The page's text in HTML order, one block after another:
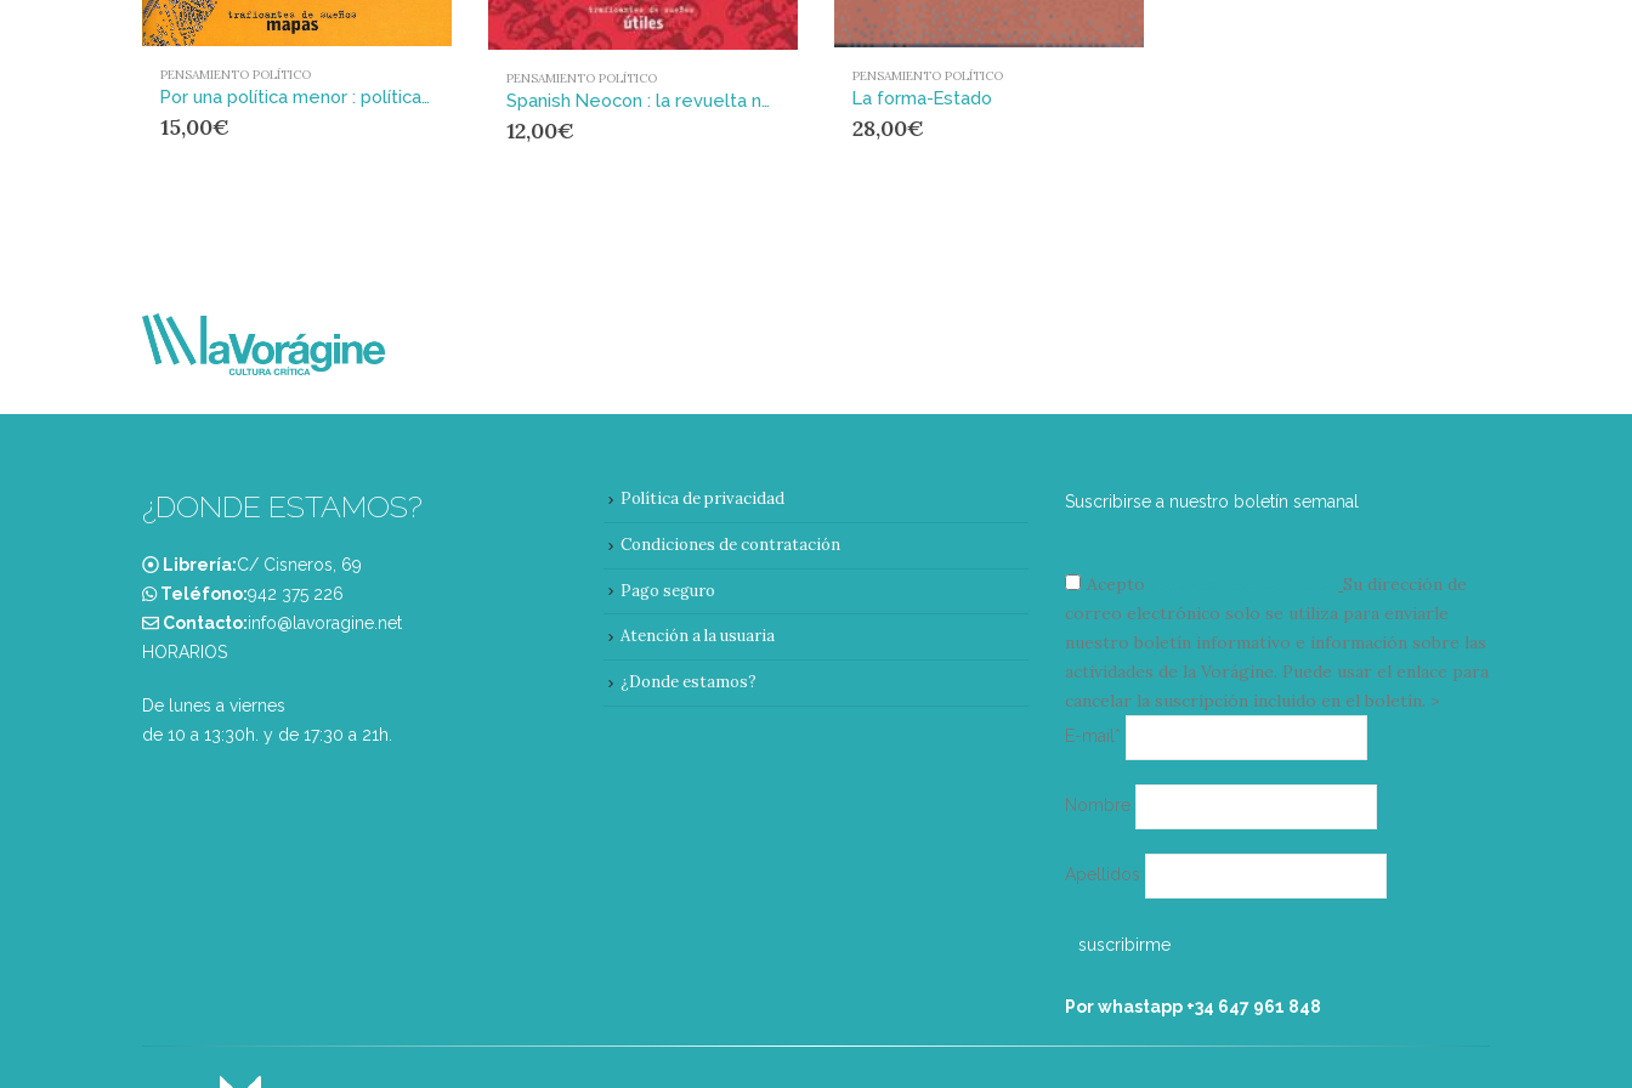
PENSAMIENTO POLÍTICO
Por una política menor : política y acontecimiento en las sociedades de control
15,00€
PENSAMIENTO POLÍTICO
Spanish Neocon : la revuelta neoconservadora en la derecha española
12,00€
PENSAMIENTO POLÍTICO
La forma-Estado
28,00€
¿DONDE ESTAMOS?
Librería:C/ Cisneros, 69
Teléfono:‭942 375 226‬
Contacto:info@lavoragine.net
HORARIOS
De lunes a viernes
de 10 a 13:30h. y de 17:30 a 21h.
Política de privacidad
Condiciones de contratación
Pago seguro
Atención a la usuaria
¿Donde estamos?
Suscribirse a nuestro boletín semanal
Acepto
Su dirección de
correo electrónico solo se utiliza para enviarle
nuestro boletín informativo e información sobre las
actividades de la Vorágine. Puede usar el enlace para
cancelar la suscripción incluido en el boletín. >
E-mail*
electrónico
Nombre
Apellidos
Por whastapp +34 ‭647 961 848‬